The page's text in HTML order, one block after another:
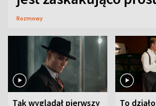
Rozmowy
Tak wyglądał pierwszy To